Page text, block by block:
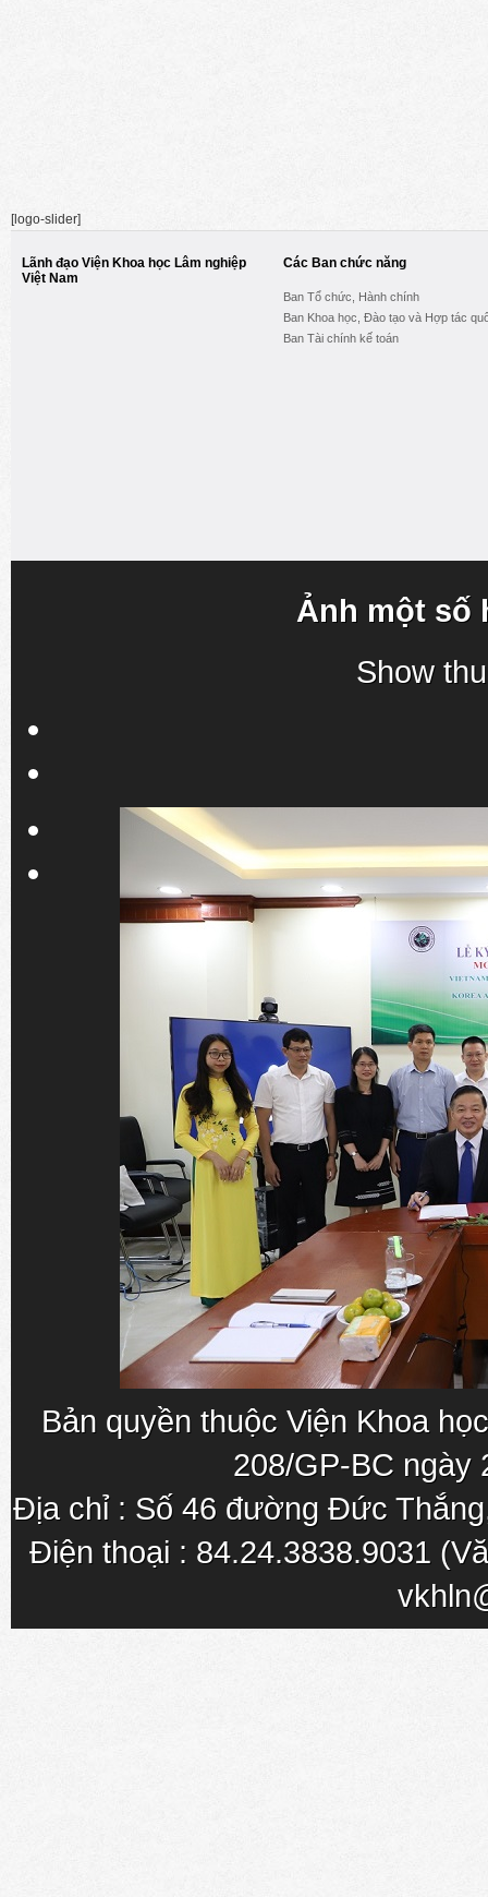
[logo-slider]
Lãnh đạo Viện Khoa học Lâm nghiệp
Việt Nam
Các Ban chức năng
Ban Tổ chức, Hành chính
Ban Khoa học, Đào tạo và Hợp tác
Ban Tài chính kế toán
Ảnh một số
Show
Bản quyền thuộc Viện Khoa
208/GP-BC ngày
Địa chỉ : Số 46 đường Đức
Điện thoại : 84.24.3838.9031